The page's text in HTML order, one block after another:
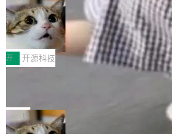
哪些组合有效，作者说，你得靠"文档、校
者部落知识"。 换个写法。Rust 的 enum，
变体：Switchable...
有科技公司做的一样。只不过，实际上它不
样。这是 Sandstorm.io 的重制版，我十年
那个创业公司。不同的是，这次它构建在
lare Workers 上——我花了九年时间搭建的
——并且深度集成了 AI。这基本上是我十年
Workers 和 Durable Objects 的守护进程
计思路很直接：每个对象是一个独立的
数据库，按名称寻址，复制到你自己的 S3
存储库里。节点之间只通过这个存储库协
没有控制平面，没有共识协议。每个对象自
个小型数据库，应用天然按分片构建，单个
库的竞争和爆炸半径问题在设计层面就被消
了。 闲置的 cell 会休眠到几乎不占资源。
l 迁移或唤醒时，新宿主从 S3 恢复 SQLite
鲁大师7月新机性能/流畅/AI榜：vivo夺
性能、流畅双第一，三星Galaxy Z系列
新折叠缺席
2026年7月的手机市场，由于存储等硬件成
增，手机厂商的日子也不好过啊，新机速度
放缓，因此硝烟味淡了许多。新机参数规格
高价的三星折叠（三星Galaxy Z Fold8
Fold8 / Z Flip8）外，其余要么是中低端机
例如iQOO Z11i、REDMI Note 17、
te 17 Pro、OPPO K15，要么是vivo X300
开 开源科技
Zed 编辑器团队发布了新项目——DeltaDB
个在 git commit 之间记录每一次编辑操作
本控制系统。目前处于 Early Access 阶段
局